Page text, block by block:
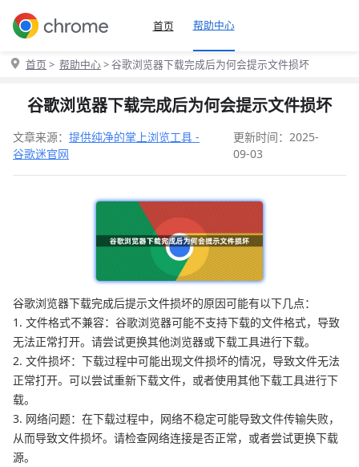
首页 帮助中心
首页 > 帮助中心> 谷歌浏览器下载完成后为何会提示文件损坏
谷歌浏览器下载完成后为何会提示文件损坏
文章来源： 提供纯净的掌上浏览工具 -
谷歌迷官网
更新时间：2025-
09-03
谷歌浏览器下载完成后提示文件损坏的原因可能有以下几点：
1. 文件格式不兼容：谷歌浏览器可能不支持下载的文件格式，导致
无法正常打开。请尝试更换其他浏览器或下载工具进行下载。
2. 文件损坏：下载过程中可能出现文件损坏的情况，导致文件无法
正常打开。可以尝试重新下载文件，或者使用其他下载工具进行下
载。
3. 网络问题：在下载过程中，网络不稳定可能导致文件传输失败，
从而导致文件损坏。请检查网络连接是否正常，或者尝试更换下载
源。